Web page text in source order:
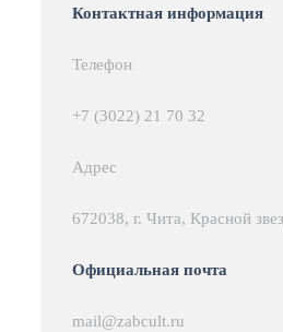
Контактная информация
Телефон
+7 (3022) 21 70 32
Адрес
672038, г. Чита, Красной
Официальная почта
mail@zabcult.ru